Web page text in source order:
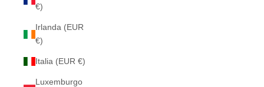
€)
Irlanda (EUR
€)
Italia (EUR €)
Luxemburgo